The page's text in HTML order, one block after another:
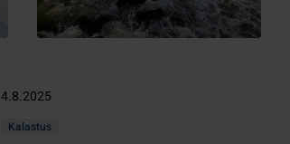
4.8.2025
Kalastus